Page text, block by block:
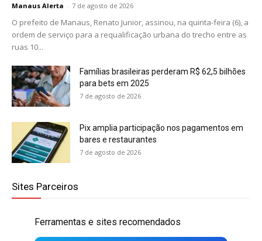
Manaus Alerta - 7 de agosto de 2026
O prefeito de Manaus, Renato Junior, assinou, na quinta-feira (6), a
ordem de serviço para a requalificação urbana do trecho entre as
ruas 10...
Famílias brasileiras perderam R$ 62,5 bilhões
para bets em 2025
7 de agosto de 2026
Pix amplia participação nos pagamentos em
bares e restaurantes
7 de agosto de 2026
Sites Parceiros
Ferramentas e sites recomendados